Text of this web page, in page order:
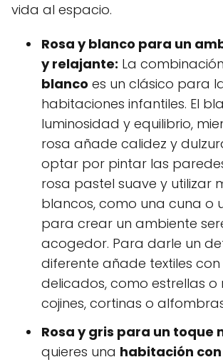
vida al espacio.
Rosa y blanco para un
y relajante: La
blanco es un clásico para
habitaciones infantiles. El
luminosidad y equilibrio,
rosa añade calidez y
optar por pintar las
rosa pastel suave y utilizar
blancos, como una cuna o
para crear un ambiente
acogedor. Para darle un
diferente añade textiles
delicados, como estrellas o
cojines, cortinas o
Rosa y gris para un toque
quieres una habitación